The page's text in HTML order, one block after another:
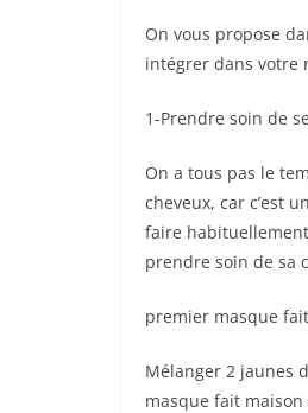
On vous propose
intégrer dans votre
1-Prendre soin de
On a tous pas le
cheveux, car c’est
faire
prendre soin de sa
premier masque
Mélanger 2 jaunes
masque fait